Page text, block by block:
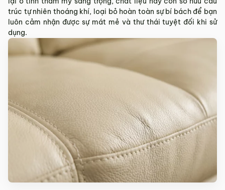
trúc tự nhiên thoáng khí, loại bỏ hoàn toàn sự bí bách để bạn
luôn cảm nhận được sự mát mẻ và thư thái tuyệt đối khi sử
dụng.